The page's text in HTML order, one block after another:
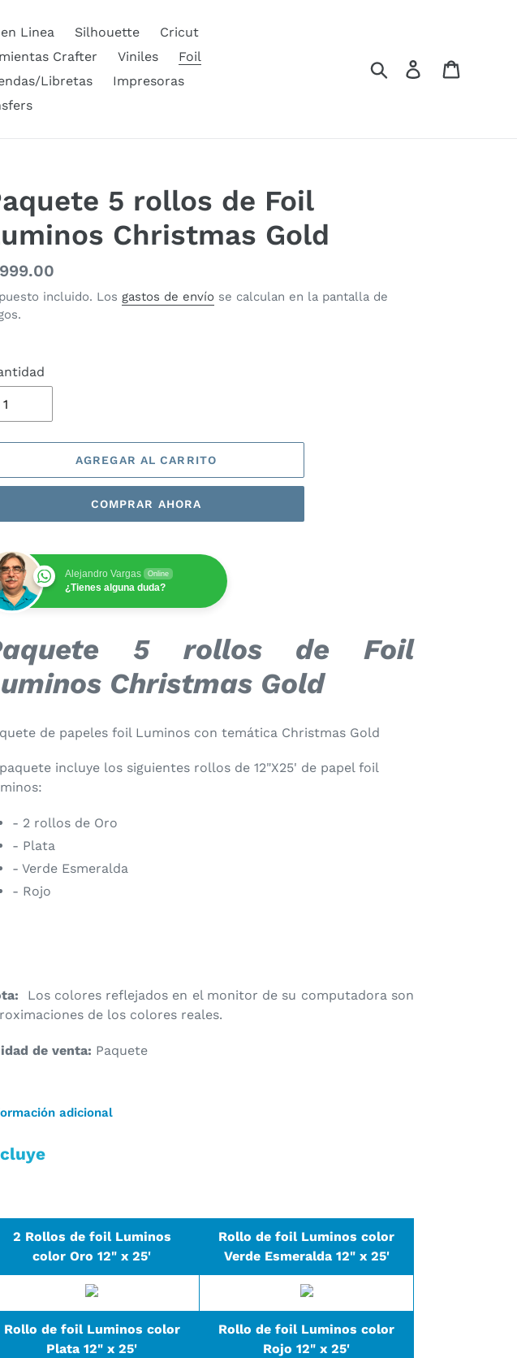
Linea Silhouette
Cricut
Crafter Viniles
Foil
Libretas
Impresoras
Buscar Ingresar
5 rollos de Foil
Christmas Gold
incluido. Los gastos de envío se calculan en la pantalla de
AGREGAR AL CARRITO
COMPRAR AHORA
Alejandro Vargas Online
¿Tienes alguna duda?
5 rollos de Foil
Christmas Gold
de papeles foil Luminos con temática Christmas Gold
incluye los siguientes rollos de 12"X25' de papel foil
- 2 rollos de Oro
- Plata
- Verde Esmeralda
- Rojo
Los colores reflejados en el monitor de su computadora son
de los colores reales.
de venta: Paquete
adicional
2 Rollos de foil Luminos
color Oro 12" x 25'
Rollo de foil Luminos color
Verde Esmeralda 12" x 25'
Rollo de foil Luminos color
Plata 12" x 25'
Rollo de foil Luminos color
Rojo 12" x 25'